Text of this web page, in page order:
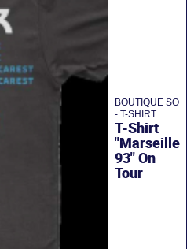
BOUTIQUE SO
- T-SHIRT
T-Shirt
"Marseille
93" On
Tour